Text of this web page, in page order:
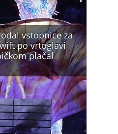
vstopnice za
po vrtoglavi
plačal